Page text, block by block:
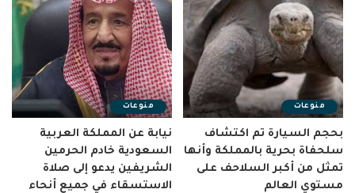
منوعات
بحجم السيارة تم اكتشاف
سلحفاة بحرية بالمملكة وأنها
تمثل من أكبر السلاحف على
مستوي العالم
منوعات
نيابة عن المملكة العربية
السعودية خادم الحرمين
الشريفين يدعو إلى صلاة
الاستسقاء في جميع أنحاء